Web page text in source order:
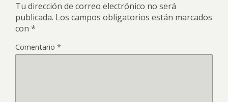
Tu dirección de correo electrónico no será
publicada. Los campos obligatorios están marcados
con *
Comentario *